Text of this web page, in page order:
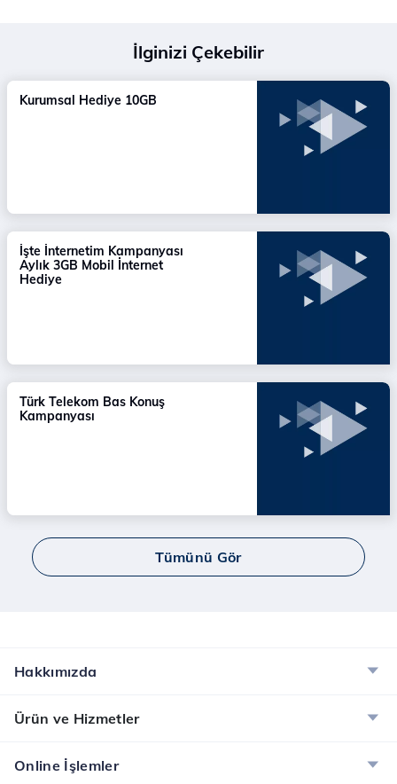
İlginizi Çekebilir
Kurumsal Hediye 10GB
İşte İnternetim Kampanyası
Aylık 3GB Mobil İnternet
Hediye
Türk Telekom Bas Konuş
Kampanyası
Tümünü Gör
Hakkımızda
Ürün ve Hizmetler
Online İşlemler